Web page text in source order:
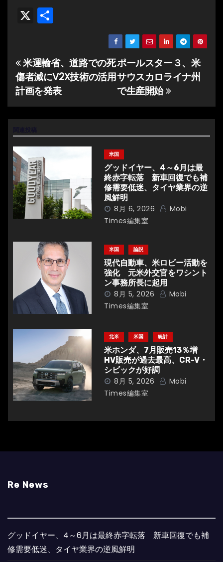
X
投
稿
ナ
ゲ
ー
シ
ョ
ポールスター３、米
サウスカロライナ州
で生産開始
米運輸省、道路での死
傷者減にV2X技術の活用
計画を発表
米国
グッドイヤー、4～6月は最
終赤字転落 新車回復でも補
修需要低迷、タイヤ業界の逆
風鮮明
8月 6, 2026
Mobi
Times編集室
米国 論説
現代自動車、米ロビー活動を
強化 元米外交官をワシント
ン事務所長に起用
8月 5, 2026
Mobi
Times編集室
北米 米国 統計
米ホンダ、7月販売13％増
HV販売が過去最高、CR-V・
シビックが好調
8月 5, 2026
Mobi
Times編集室
Re News
グッドイヤー、4～6月は最終赤字転落 新車回復でも補
修需要低迷、タイヤ業界の逆風鮮明